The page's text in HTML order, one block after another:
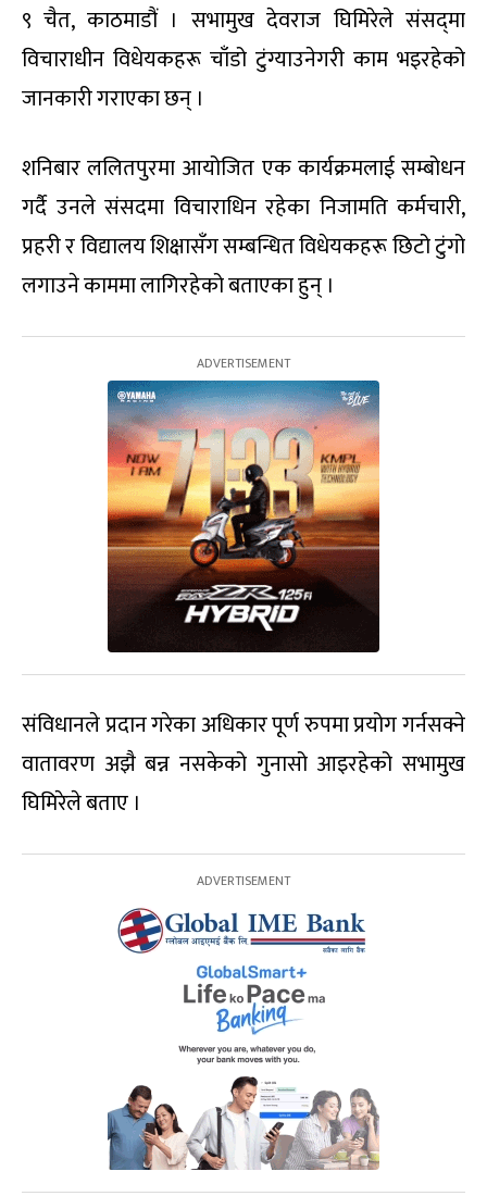
९ चैत, काठमाडौं । सभामुख देवराज घिमिरेले संसद्‌मा
विचाराधीन विधेयकहरू चाँडो टुंग्याउनेगरी काम भइरहेको
जानकारी गराएका छन् ।
शनिबार ललितपुरमा आयोजित एक कार्यक्रमलाई सम्बोधन
गर्दै उनले संसदमा विचाराधिन रहेका निजामति कर्मचारी,
प्रहरी र विद्यालय शिक्षासँग सम्बन्धित विधेयकहरू छिटो टुंगो
लगाउने काममा लागिरहेको बताएका हुन् ।
संविधानले प्रदान गरेका अधिकार पूर्ण रुपमा प्रयोग गर्नसक्ने
वातावरण अझै बन्न नसकेको गुनासो आइरहेको सभामुख
घिमिरेले बताए ।